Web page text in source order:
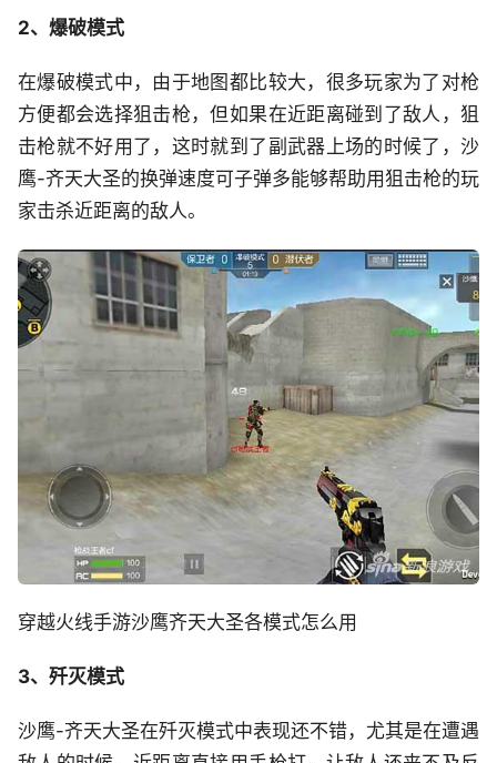
2、爆破模式
在爆破模式中，由于地图都比较大，很多玩家为了对枪
方便都会选择狙击枪，但如果在近距离碰到了敌人，狙
击枪就不好用了，这时就到了副武器上场的时候了，沙
鹰-齐天大圣的换弹速度可子弹多能够帮助用狙击枪的玩
家击杀近距离的敌人。
穿越火线手游沙鹰齐天大圣各模式怎么用
3、歼灭模式
沙鹰-齐天大圣在歼灭模式中表现还不错，尤其是在遭遇